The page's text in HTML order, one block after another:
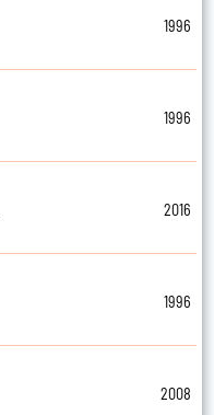
1996
1996
2016
1996
2008